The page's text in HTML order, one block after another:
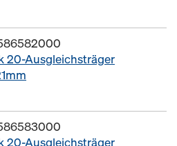
20-Ausgleichsträger
20-Ausgleichsträger